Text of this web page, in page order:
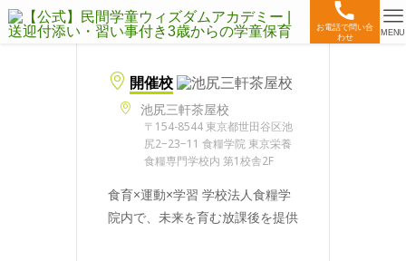
お電話で問い合
わせ
MENU
開催校
池尻三軒茶屋校
〒154-8544 東京都世田谷区池
尻2−23−11 食糧学院 東京栄養
食糧専門学校内 第1校舎2F
食育×運動×学習 学校法人食糧学
院内で、未来を育む放課後を提供